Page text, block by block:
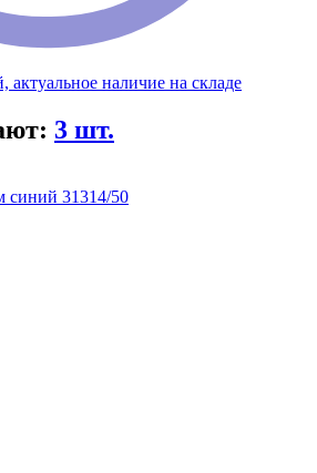
наличие на складе
3 шт.
синий 31314/50